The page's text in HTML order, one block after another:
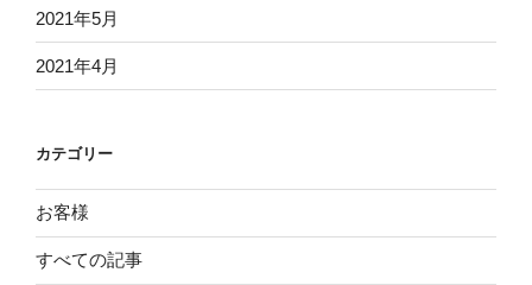
2021年5月
2021年4月
カテゴリー
お客様
すべての記事